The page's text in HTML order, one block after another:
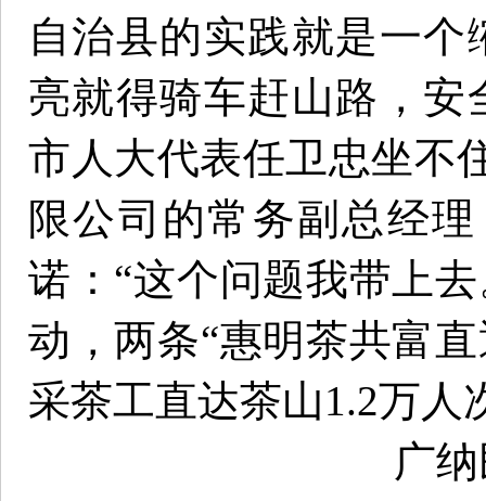
自治县的实践就是一
亮就得骑车赶山路，安
市人大代表任卫忠坐不
限公司的常务副总经
诺：“这个问题我带上
动，两条“惠明茶共富
采茶工直达茶山1.2万人
广